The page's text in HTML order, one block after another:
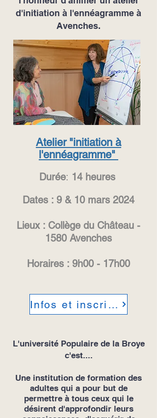
d'initiation à l'ennéagramme à
Avenches.
Atelier "initiation à
l'ennéagramme"
Durée: 14 heures
Dates : 9 & 10 mars 2024
Lieux : Collège du Château -
1580 Avenches
Horaires : 9h00 - 17h00
Infos et inscription
L'université Populaire de la Broye
c'est....
Une institution de formation des
adultes qui a pour but de
permettre à tous ceux qui le
désirent d'approfondir leurs